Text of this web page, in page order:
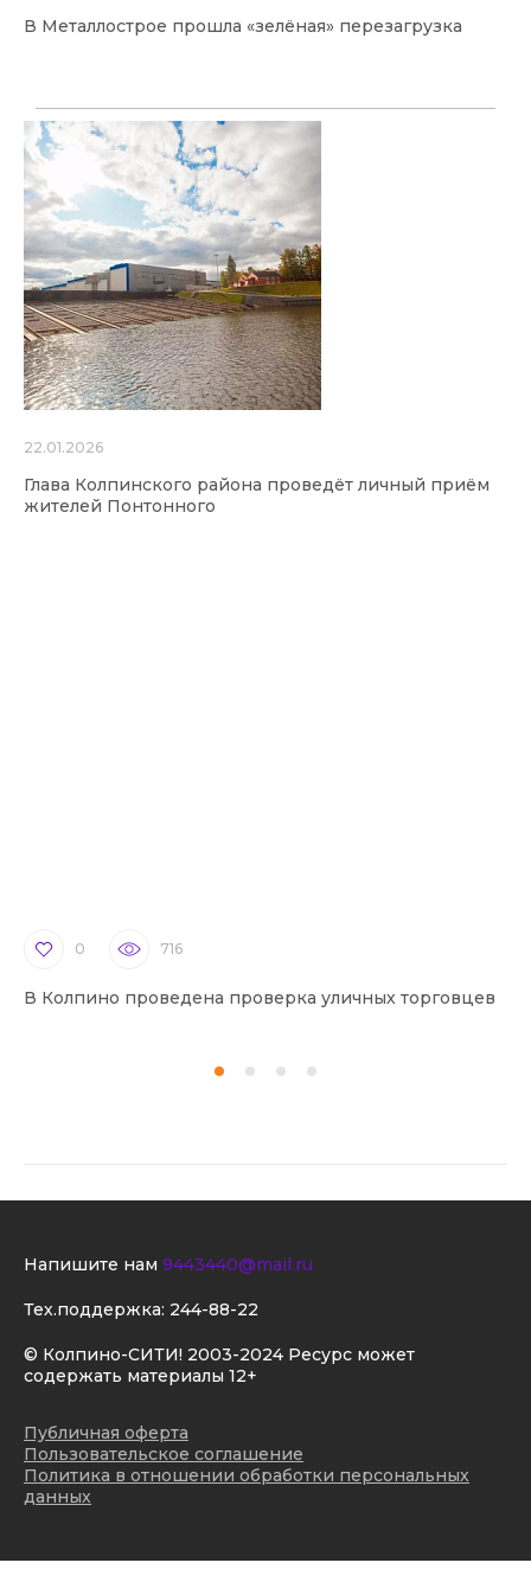
В Металлострое прошла «зелёная» перезагрузка
22.01.2026
Глава Колпинского района проведёт личный приём
жителей Понтонного
0 716
В Колпино проведена проверка уличных торговцев
© Колпино-СИТИ! 2003-2024 Ресурс может
содержать материалы 12+
Публичная оферта
Пользовательское соглашение
Политика в отношении обработки персональных
данных
Напишите нам 9443440@mail.ru
Тех.поддержка: 244-88-22